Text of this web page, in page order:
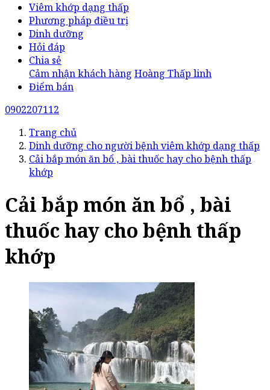
Viêm khớp dạng thấp
Phương pháp điều trị
Dinh dưỡng
Hỏi đáp
Chia sẻ
Cảm nhận khách hàng Hoàng Thấp linh
Điểm bán
0902207112
Trang chủ
Dinh dưỡng cho người bệnh viêm khớp dạng thấp
Cải bắp món ăn bổ , bài thuốc hay cho bệnh thấp
khớp
Cải bắp món ăn bổ , bài
thuốc hay cho bệnh thấp
khớp